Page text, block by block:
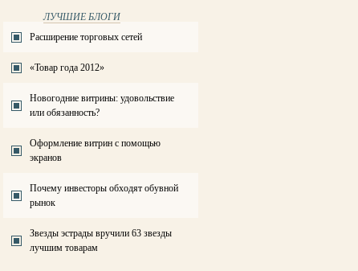
ЛУЧШИЕ БЛОГИ
Расширение торговых сетей
«Товар года 2012»
Новогодние витрины: удовольствие
или обязанность?
Оформление витрин с помощью
экранов
Почему инвесторы обходят обувной
рынок
Звезды эстрады вручили 63 звезды
лучшим товарам